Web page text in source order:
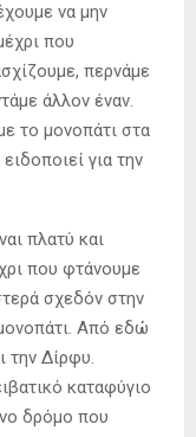
να μην
που
περνάμε
άλλον έναν.
το μονοπάτι στα
για την
πλατύ και
που φτάνουμε
σχεδόν στην
Από εδώ
την Δίρφυ.
καταφύγιο
δρόμο που